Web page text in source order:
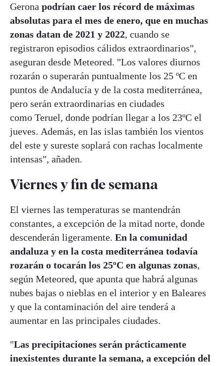
Gerona podrían caer los récord de máximas
absolutas para el mes de enero, que en muchas
zonas datan de 2021 y 2022, cuando se
registraron episodios cálidos extraordinarios",
aseguran desde Meteored. "Los valores diurnos
rozarán o superarán puntualmente los 25 ºC en
puntos de Andalucía y de la costa mediterránea,
pero serán extraordinarias en ciudades
como Teruel, donde podrían llegar a los 23ºC el
jueves. Además, en las islas también los vientos
del este y sureste soplará con rachas localmente
intensas", añaden.
Viernes y fin de semana
El viernes las temperaturas se mantendrán
constantes, a excepción de la mitad norte, donde
descenderán ligeramente. En la comunidad
andaluza y en la costa mediterránea todavía
rozarán o tocarán los 25ºC en algunas zonas,
según Meteored, que apunta que habrá algunas
nubes bajas o nieblas en el interior y en Baleares
y que la contaminación del aire tenderá a
aumentar en las principales ciudades.
"Las precipitaciones serán prácticamente
inexistentes durante la semana, a excepción del